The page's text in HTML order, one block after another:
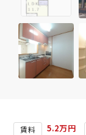
賃料 5.2万円